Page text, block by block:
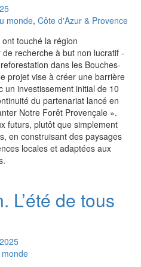
monde, Côte d'Azur & Provence
touché la région
recherche à but non lucratif -
dans les Bouches-
projet vise à créer une barrière
un investissement initial de 10
du partenariat lancé en
Notre Forêt Provençale ».
futurs, plutôt que simplement
en construisant des paysages
locales et adaptées aux
L’été de tous
2025